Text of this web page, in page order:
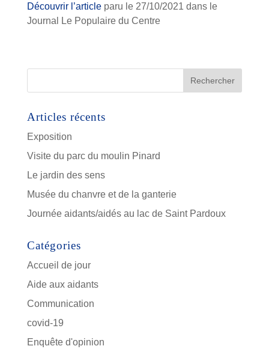
Découvrir l’articleparu le 27/10/2021 dans le
Journal Le Populaire du Centre
Articles récents
Exposition
Visite du parc du moulin Pinard
Le jardin des sens
Musée du chanvre et de la ganterie
Journée aidants/aidés au lac de Saint Pardoux
Catégories
Accueil de jour
Aide aux aidants
Communication
covid-19
Enquête d'opinion